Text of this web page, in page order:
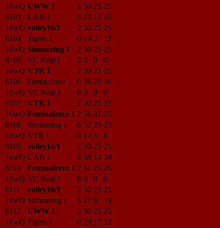
16wQ UWW 1 2 50 25 25
6103
UAB 1 0 23 13 10
16wQ volley16/1 2 50 25 25
6104
Tigers 1 0 14 2
12
16wQ Simmering 1 2 50 25 25
6105
VC Real 1 0 0 0
0
16wQ VTR 1 2 50 25 25
6106
Feminaforce 1 0 36 20 16
16wQ VC Real 1 0 0 0
0
6107
VTR 1 2 50 25 25
16wQ Feminaforce 1 2 56 31 25
6108
Simmering 1 0 52 29 23
16wQ VTR 1 0 14 6
8
6109
volley16/1 2 50 25 25
16wQ UAB 1 0 38 14 24
6110
Feminaforce 1 2 51 25 26
16wQ VC Real 1 0 0 0
0
6111
volley16/1 2 50 25 25
16wQ Simmering 1 0 27 8
19
6112
UWW 1 2 50 25 25
16wQ Tigers 1 0 29 17 12